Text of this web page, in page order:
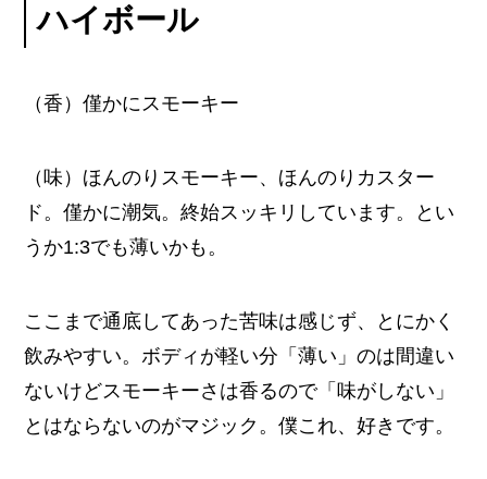
ハイボール
（香）僅かにスモーキー
（味）ほんのりスモーキー、ほんのりカスター
ド。僅かに潮気。終始スッキリしています。とい
うか1:3でも薄いかも。
ここまで通底してあった苦味は感じず、とにかく
飲みやすい。ボディが軽い分「薄い」のは間違い
ないけどスモーキーさは香るので「味がしない」
とはならないのがマジック。僕これ、好きです。